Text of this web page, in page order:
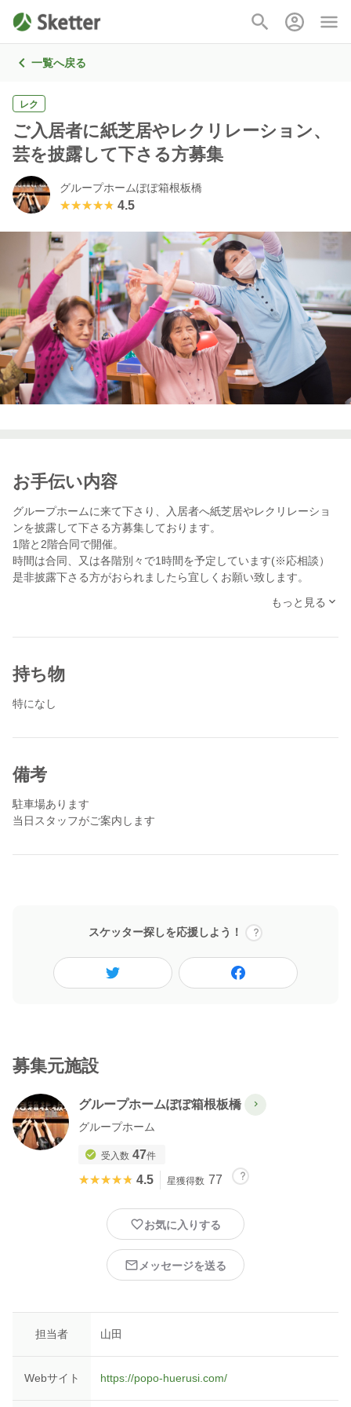
一覧へ戻る
レク
ご入居者に紙芝居やレクリレーション、
芸を披露して下さる方募集
グループホームぽぽ箱根板橋
★★★★★
★★★★★ 4.5
お手伝い内容
グループホームに来て下さり、入居者へ紙芝居やレクリレーショ
ンを披露して下さる方募集しております。
1階と2階合同で開催。
時間は合同、又は各階別々で1時間を予定しています(※応相談）
もっと見る
持ち物
特になし
備考
駐車場あります
当日スタッフがご案内します
スケッター探しを応援しよう！
募集元施設
グループホームぽぽ箱根板橋
グループホーム
受入数 47件
★★★★★
★★★★★ 4.5 星獲得数 77
お気に入りする
メッセージを送る
担当者 山田
Webサイト https://popo-huerusi.com/